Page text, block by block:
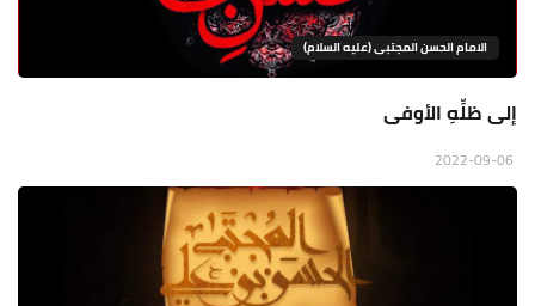
الامام الحسن المجتبى (عليه السلام)
إلى ظلِّهِ الأوفى